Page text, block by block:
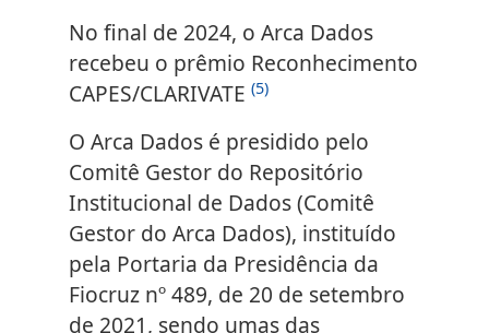
No final de 2024, o Arca Dados
recebeu o prêmio Reconhecimento
CAPES/CLARIVATE (5)
O Arca Dados é presidido pelo
Comitê Gestor do Repositório
Institucional de Dados (Comitê
Gestor do Arca Dados), instituído
pela Portaria da Presidência da
Fiocruz nº 489, de 20 de setembro
de 2021, sendo umas das